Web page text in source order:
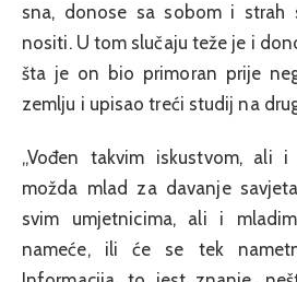
sna, donose sa sobom i
nositi. U tom slučaju teže je i
šta je on bio primoran prije
zemlju i upisao treći studij na
„Vođen takvim iskustvom, ali
možda mlad za davanje
svim umjetnicima, ali i
nameće, ili će se tek